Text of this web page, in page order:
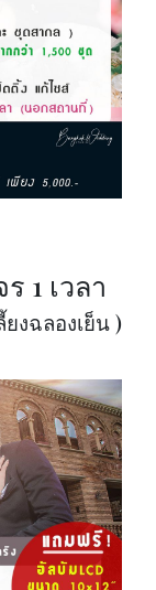
1 เวลา
ยงฉลองเย็น )